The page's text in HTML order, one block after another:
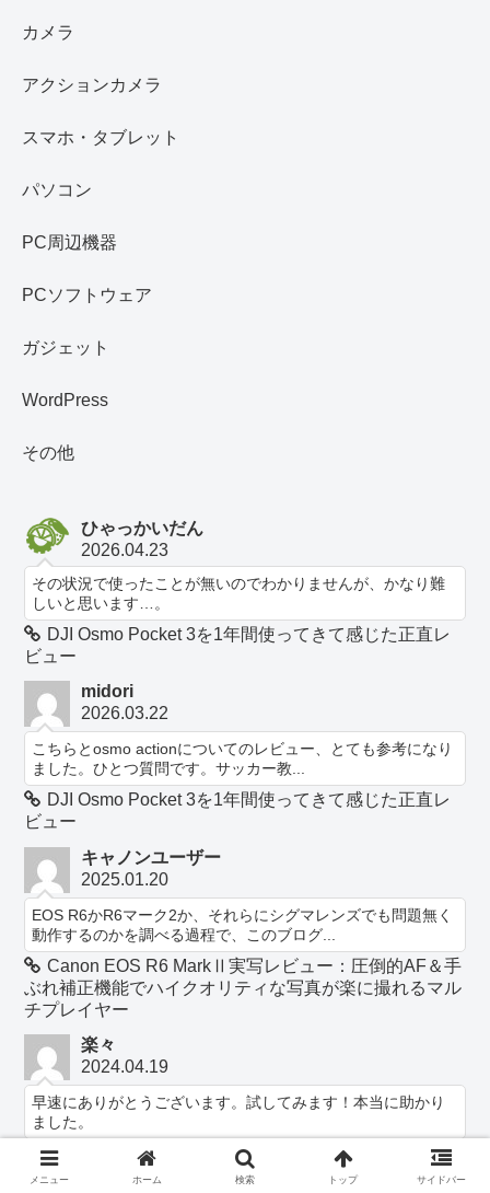
カメラ
アクションカメラ
スマホ・タブレット
パソコン
PC周辺機器
PCソフトウェア
ガジェット
WordPress
その他
ひゃっかいだん
2026.04.23
その状況で使ったことが無いのでわかりませんが、かなり難
しいと思います…。
DJI Osmo Pocket 3を1年間使ってきて感じた正直レ
ビュー
midori
2026.03.22
こちらとosmo actionについてのレビュー、とても参考になり
ました。ひとつ質問です。サッカー教...
DJI Osmo Pocket 3を1年間使ってきて感じた正直レ
ビュー
キャノンユーザー
2025.01.20
EOS R6かR6マーク2か、それらにシグマレンズでも問題無く
動作するのかを調べる過程で、このブログ...
Canon EOS R6 MarkⅡ実写レビュー：圧倒的AF＆手
ぶれ補正機能でハイクオリティな写真が楽に撮れるマル
チプレイヤー
楽々
2024.04.19
早速にありがとうございます。試してみます！本当に助かり
ました。
格安のレーザー彫刻機は果たして使えるのか？
HTPOW 1000mW小型レーザー彫刻機を買ってみた
メニュー ホーム 検索 トップ サイドバー